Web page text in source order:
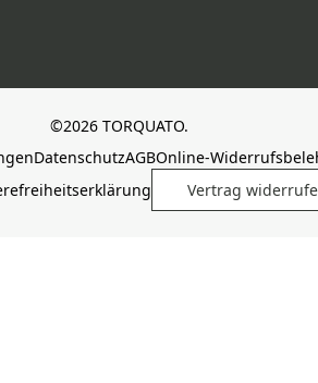
©2026 TORQUATO.
DatenschutzAGBOnline-
Vertrag